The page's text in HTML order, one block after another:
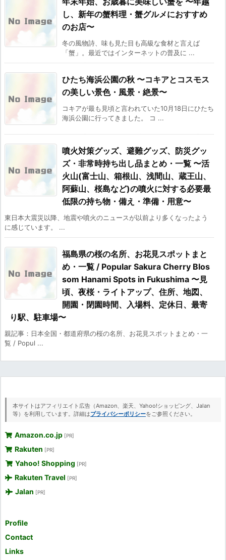
し、新年の蟹料理・蟹グルメにおすすめ
のお店〜
冬の風物詩、味も見た目も高級な食材と言えば
「蟹」。最近ではインターネットの普及に ...
ひたち海浜公園の秋 〜コキアとコスモス
の美しい景色・風景・絶景〜
コキアが最も見頃と言われていた10月18日にひたち
海浜公園に行ってきました。 コ ...
噴火対策グッズ、避難グッズ、防災グッ
ズ・非常時持ち出し品まとめ・一覧 〜活
火山(富士山、箱根山、浅間山、蔵王山、
阿蘇山、桜島など)の噴火に対する必要最
低限の持ち物・備え・準備・用意〜
東日本大震災以降、地震や噴火のニュースが以前より多くなったよう
に感じています。 ...
福島県の桜の名所、お花見スポットまと
め・一覧 / Popular Sakura Cherry Blos
som Hanami Spots in Fukushima 〜見
頃、夜桜・ライトアップ、住所、地図、
開園・閉園時間、入場料、定休日、最寄
り駅、駐車場〜
親記事：日本全国・都道府県の桜の名所、お花見スポットまとめ・一
覧 / Popul ...
本サイトはアフィリエイト広告（Amazon、楽天、Yahoo!ショッピング、Jalan
等）を利用しています。詳細はプライバシーポリシーをご参照ください。
Amazon.co.jp [PR]
Rakuten [PR]
Yahoo! Shopping [PR]
Rakuten Travel [PR]
Jalan [PR]
Profile
Contact
Links